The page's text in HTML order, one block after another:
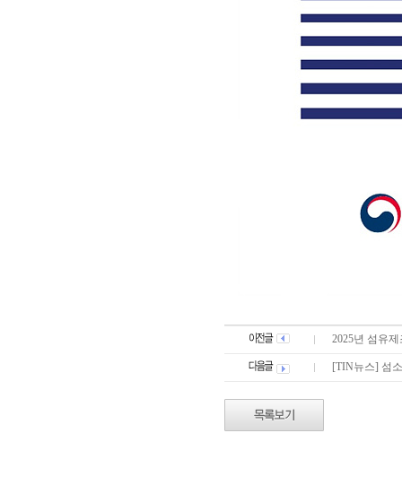
2025년 섬유
[TIN뉴스] 섬